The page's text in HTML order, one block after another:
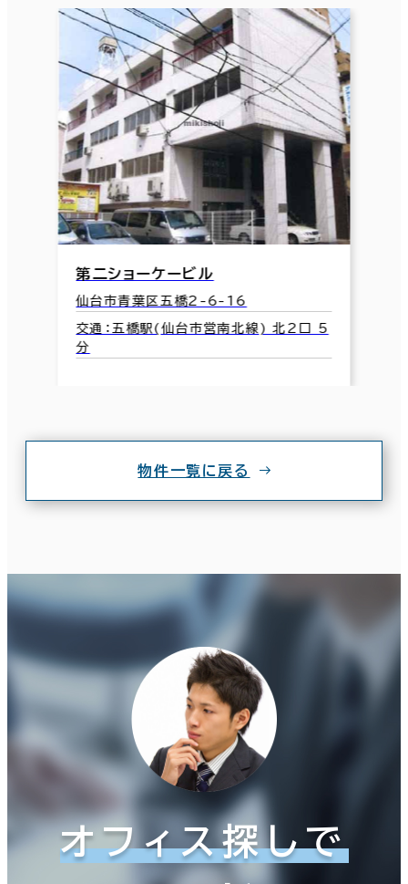
第二ショーケービル
仙台市青葉区五橋2-6-16
交通：五橋駅(仙台市営南北線) 北2口 5
分
物件一覧に戻る
オフィス探しで